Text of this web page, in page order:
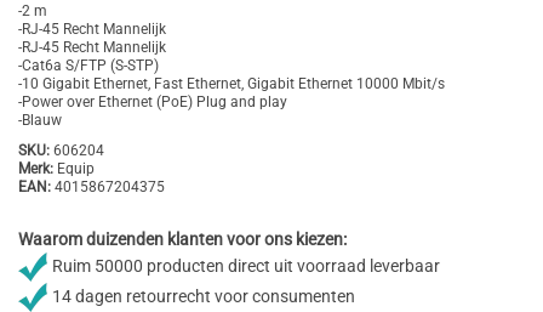
-2 m
-RJ-45 Recht Mannelijk
-RJ-45 Recht Mannelijk
-Cat6a S/FTP (S-STP)
-10 Gigabit Ethernet, Fast Ethernet, Gigabit Ethernet 10000 Mbit/s
-Power over Ethernet (PoE) Plug and play
-Blauw
SKU: 606204
Merk: Equip
EAN: 4015867204375
Waarom duizenden klanten voor ons kiezen:
Ruim 50000 producten direct uit voorraad leverbaar
14 dagen retourrecht voor consumenten